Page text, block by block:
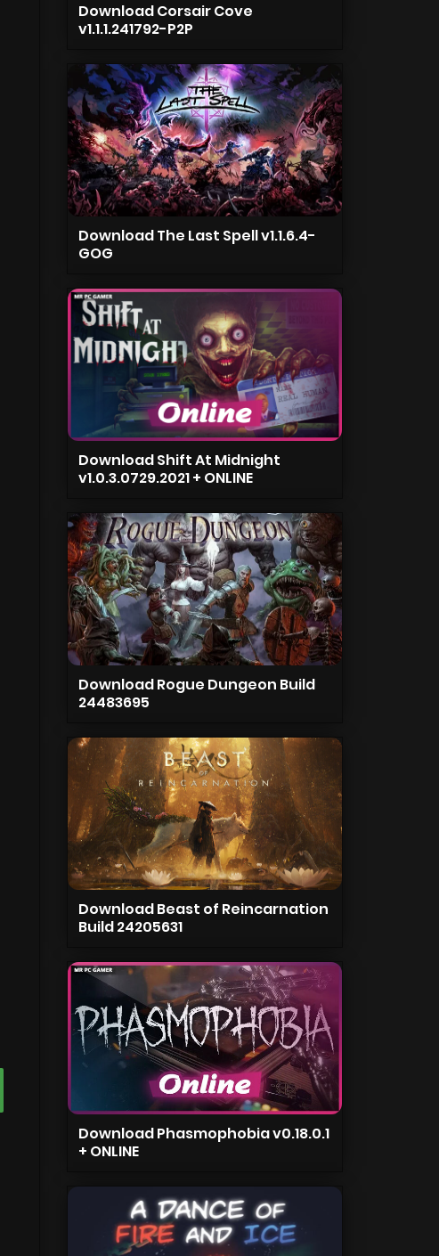
Download Corsair Cove
v1.1.1.241792-P2P
Download The Last Spell v1.1.6.4-
GOG
Download Shift At Midnight
v1.0.3.0729.2021 + ONLINE
Download Rogue Dungeon Build
24483695
Download Beast of Reincarnation
Build 24205631
Download Phasmophobia v0.18.0.1
+ ONLINE